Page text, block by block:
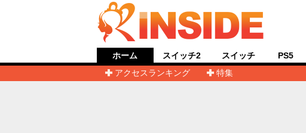
ホーム
アクセスランキング
特集
スイッチ2 スイッチ PS5